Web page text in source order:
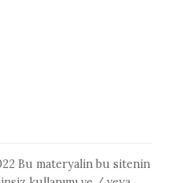
Bu materyalin bu sitenin